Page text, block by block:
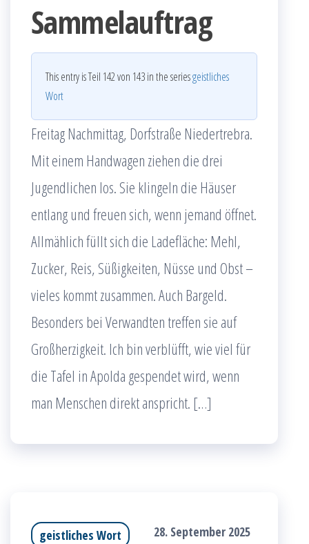
Sammelauftrag
This entry is Teil 142 von 143 in the seriesgeistliches
Wort
Freitag Nachmittag, Dorfstraße Niedertrebra.
Mit einem Handwagen ziehen die drei
Jugendlichen los. Sie klingeln die Häuser
entlang und freuen sich, wenn jemand öffnet.
Allmählich füllt sich die Ladefläche: Mehl,
Zucker, Reis, Süßigkeiten, Nüsse und Obst –
vieles kommt zusammen. Auch Bargeld.
Besonders bei Verwandten treffen sie auf
Großherzigkeit. Ich bin verblüfft, wie viel für
die Tafel in Apolda gespendet wird, wenn
man Menschen direkt anspricht. […]
geistliches Wort 28. September 2025